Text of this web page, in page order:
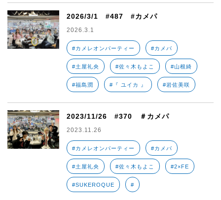
2026/3/1 #487 #カメパ
2026.3.1
#カメレオンパーティー #カメパ
#土屋礼央 #佐々木もよこ #山根綺
#福島潤 #『 ユイカ 』 #岩佐美咲
2023/11/26 #370 ＃カメパ
2023.11.26
#カメレオンパーティー #カメパ
#土屋礼央 #佐々木もよこ #2×FE
#SUKEROQUE #